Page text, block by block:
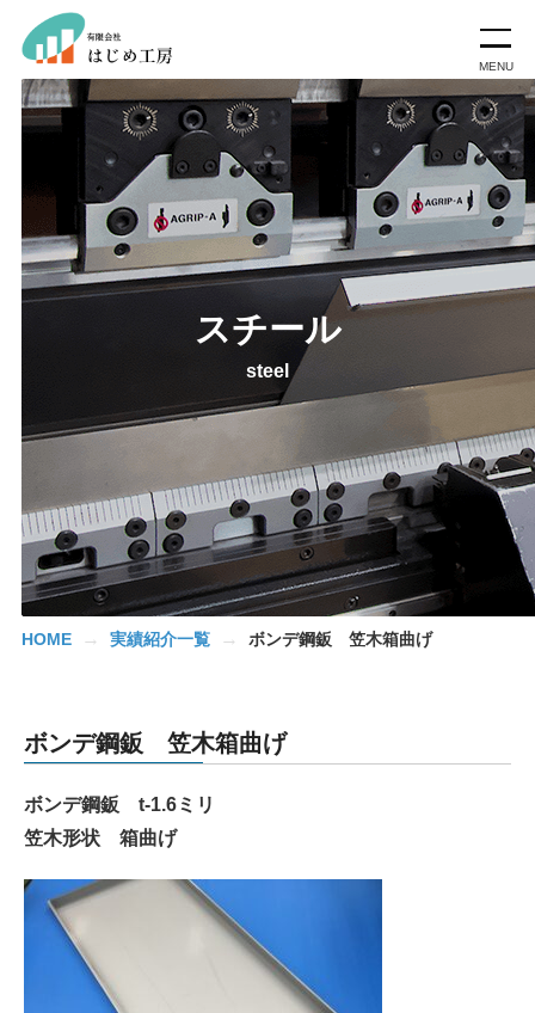
スチール
steel
HOME → 実績紹介一覧 → ボンデ鋼鈑 笠木箱曲げ
ボンデ鋼鈑 笠木箱曲げ
ボンデ鋼鈑 t-1.6ミリ
笠木形状 箱曲げ